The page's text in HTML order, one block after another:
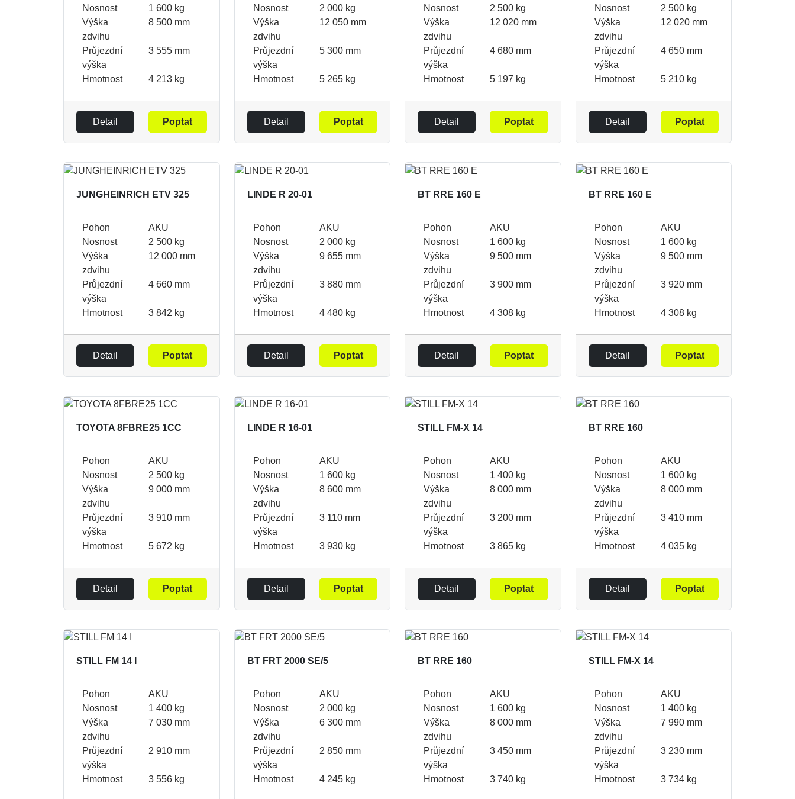
Nosnost
1 600 kg
Výška
zdvihu
8 500 mm
Průjezdní
výška
3 555 mm
Hmotnost 4 213 kg
Detail Poptat
Nosnost
2 000 kg
Výška
zdvihu
12 050 mm
Průjezdní
výška
5 300 mm
Hmotnost 5 265 kg
Detail Poptat
Nosnost
2 500 kg
Výška
zdvihu
12 020 mm
Průjezdní
výška
4 680 mm
Hmotnost 5 197 kg
Detail Poptat
Nosnost
2 500 kg
Výška
zdvihu
12 020 mm
Průjezdní
výška
4 650 mm
Hmotnost 5 210 kg
Detail Poptat
JUNGHEINRICH ETV 325
Pohon
AKU
Nosnost
2 500 kg
Výška
zdvihu
12 000 mm
Průjezdní
výška
4 660 mm
Hmotnost 3 842 kg
Detail Poptat
LINDE R 20-01
Pohon
AKU
Nosnost
2 000 kg
Výška
zdvihu
9 655 mm
Průjezdní
výška
3 880 mm
Hmotnost 4 480 kg
Detail Poptat
BT RRE 160 E
Pohon
AKU
Nosnost
1 600 kg
Výška
zdvihu
9 500 mm
Průjezdní
výška
3 900 mm
Hmotnost 4 308 kg
Detail Poptat
BT RRE 160 E
Pohon
AKU
Nosnost
1 600 kg
Výška
zdvihu
9 500 mm
Průjezdní
výška
3 920 mm
Hmotnost 4 308 kg
Detail Poptat
TOYOTA 8FBRE25 1CC
Pohon
AKU
Nosnost
2 500 kg
Výška
zdvihu
9 000 mm
Průjezdní
výška
3 910 mm
Hmotnost 5 672 kg
Detail Poptat
LINDE R 16-01
Pohon
AKU
Nosnost
1 600 kg
Výška
zdvihu
8 600 mm
Průjezdní
výška
3 110 mm
Hmotnost 3 930 kg
Detail Poptat
STILL FM-X 14
Pohon
AKU
Nosnost
1 400 kg
Výška
zdvihu
8 000 mm
Průjezdní
výška
3 200 mm
Hmotnost 3 865 kg
Detail Poptat
BT RRE 160
Pohon
AKU
Nosnost
1 600 kg
Výška
zdvihu
8 000 mm
Průjezdní
výška
3 410 mm
Hmotnost 4 035 kg
Detail Poptat
STILL FM 14 I
Pohon
AKU
Nosnost
1 400 kg
Výška
zdvihu
7 030 mm
Průjezdní
výška
2 910 mm
Hmotnost 3 556 kg
BT FRT 2000 SE/5
Pohon
AKU
Nosnost
2 000 kg
Výška
zdvihu
6 300 mm
Průjezdní
výška
2 850 mm
Hmotnost 4 245 kg
BT RRE 160
Pohon
AKU
Nosnost
1 600 kg
Výška
zdvihu
8 000 mm
Průjezdní
výška
3 450 mm
Hmotnost 3 740 kg
STILL FM-X 14
Pohon
AKU
Nosnost
1 400 kg
Výška
zdvihu
7 990 mm
Průjezdní
výška
3 230 mm
Hmotnost 3 734 kg